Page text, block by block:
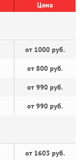
Цена
от 1000 руб.
от 800 руб.
от 990 руб.
от 990 руб.
от 1603 руб.